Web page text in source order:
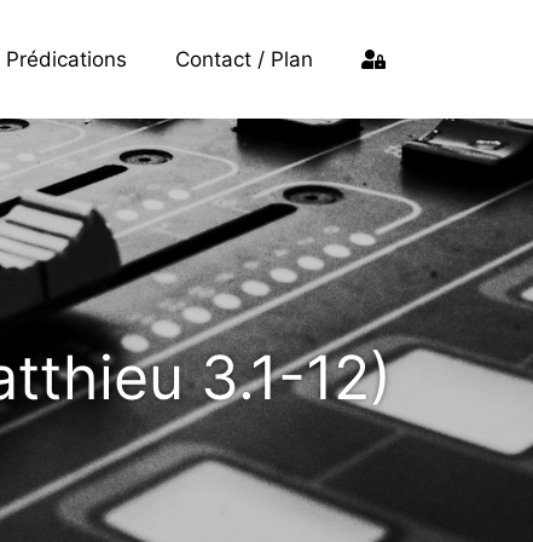
Prédications Contact / Plan
3.1-12)